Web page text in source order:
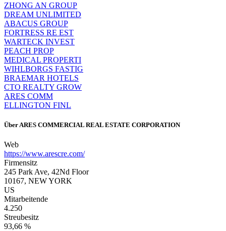
ZHONG AN GROUP
DREAM UNLIMITED
ABACUS GROUP
FORTRESS RE EST
WARTECK INVEST
PEACH PROP
MEDICAL PROPERTI
WIHLBORGS FASTIG
BRAEMAR HOTELS
CTO REALTY GROW
ARES COMM
ELLINGTON FINL
Über ARES COMMERCIAL REAL ESTATE CORPORATION
Web
https://www.arescre.com/
Firmensitz
245 Park Ave, 42Nd Floor
10167, NEW YORK
US
Mitarbeitende
4.250
Streubesitz
93,66 %